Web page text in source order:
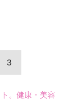
3
。健康・美容